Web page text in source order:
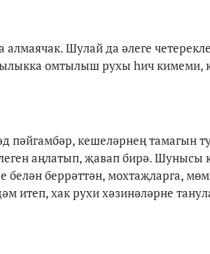
Шулай да әлеге
омтылыш рухы һич кимеми,
пәйгамбәр, кешеләрнең тамагын
аңлатып, җавап бирә. Шунысы
беррәттән, мохтаҗларга,
итеп, хак рухи хәзинәләрне